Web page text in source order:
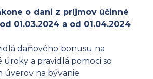
o dani z príjmov účinné
01.03.2024 a od 01.04.2024
daňového bonusu na
úroky a pravidlá pomoci so
úverov na bývanie